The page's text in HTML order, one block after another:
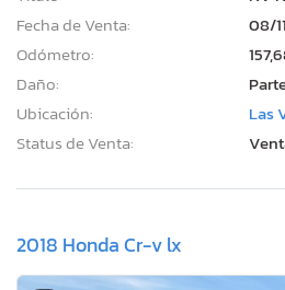
Fecha de Venta:
08/
Odómetro:
Daño:
Ubicación:
Las
Status de Venta:
2018 Honda Cr-v lx